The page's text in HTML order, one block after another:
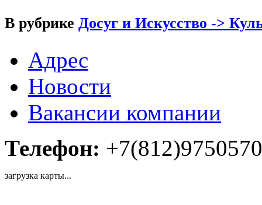
В рубрике Досуг и Искусство ->
Адрес
Новости
Вакансии компании
Телефон: +7(812)9750570
загрузка карты...